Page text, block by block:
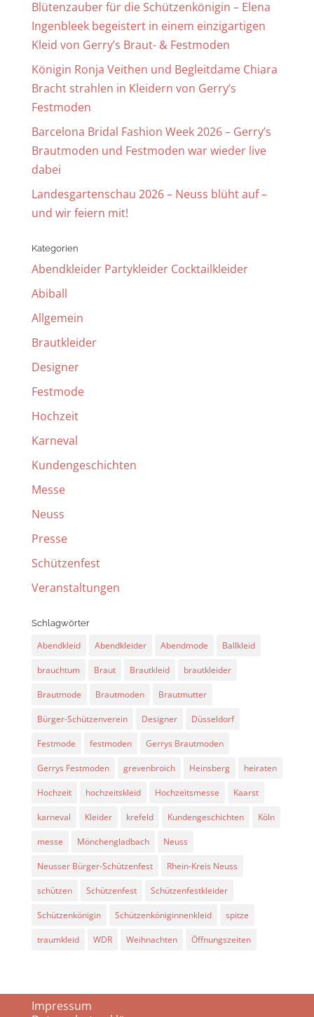
Blütenzauber für die Schützenkönigin – Elena
Ingenbleek begeistert in einem einzigartigen
Kleid von Gerry’s Braut- & Festmoden
Königin Ronja Veithen und Begleitdame Chiara
Bracht strahlen in Kleidern von Gerry’s
Festmoden
Barcelona Bridal Fashion Week 2026 – Gerry’s
Brautmoden und Festmoden war wieder live
dabei
Landesgartenschau 2026 – Neuss blüht auf –
und wir feiern mit!
Kategorien
Abendkleider Partykleider Cocktailkleider
Abiball
Allgemein
Brautkleider
Designer
Festmode
Hochzeit
Karneval
Kundengeschichten
Messe
Neuss
Presse
Schützenfest
Veranstaltungen
Schlagwörter
Abendkleid Abendkleider Abendmode Ballkleid
brauchtum Braut Brautkleid brautkleider
Brautmode Brautmoden Brautmutter
Bürger-Schützenverein Designer Düsseldorf
Festmode festmoden Gerrys Brautmoden
Gerrys Festmoden grevenbroich Heinsberg heiraten
Hochzeit hochzeitskleid Hochzeitsmesse Kaarst
karneval Kleider krefeld Kundengeschichten Köln
messe Mönchengladbach Neuss
Neusser Bürger-Schützenfest Rhein-Kreis Neuss
schützen Schützenfest Schützenfestkleider
Schützenkönigin Schützenköniginnenkleid spitze
traumkleid WDR Weihnachten Öffnungszeiten
Impressum